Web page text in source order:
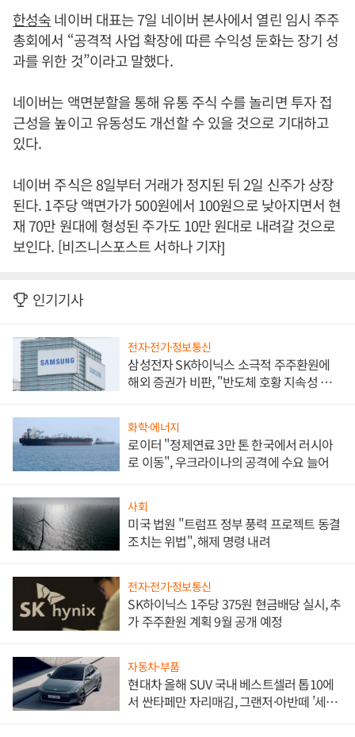
한성숙네이버 대표는 7일 네이버 본사에서 열린 임시 주주
총회에서 “공격적 사업 확장에 따른 수익성 둔화는 장기 성
과를 위한 것”이라고 말했다.
네이버는 액면분할을 통해 유통 주식 수를 놀리면 투자 접
근성을 높이고 유동성도 개선할 수 있을 것으로 기대하고
있다.
네이버 주식은 8일부터 거래가 정지된 뒤 2일 신주가 상장
된다. 1주당 액면가가 500원에서 100원으로 낮아지면서 현
재 70만 원대에 형성된 주가도 10만 원대로 내려갈 것으로
보인다. [비즈니스포스트 서하나 기자]
인기기사
전자·전기·정보통신
삼성전자 SK하이닉스 소극적 주주환원에
해외 증권가 비판, "반도체 호황 지속성 의
화학·에너지
로이터 "정제연료 3만 톤 한국에서 러시아
로 이동", 우크라이나의 공격에 수요 늘어
사회
미국 법원 "트럼프 정부 풍력 프로젝트 동결
조치는 위법", 해제 명령 내려
전자·전기·정보통신
SK하이닉스 1주당 375원 현금배당 실시, 추
가 주주환원 계획 9월 공개 예정
자동차·부품
현대차 올해 SUV 국내 베스트셀러 톱10에
서 싼타페만 자리매김, 그랜저·아반떼 '세단